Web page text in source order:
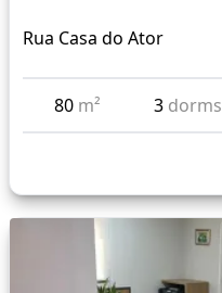
Rua Casa do Ator
80 m² 3 dorms